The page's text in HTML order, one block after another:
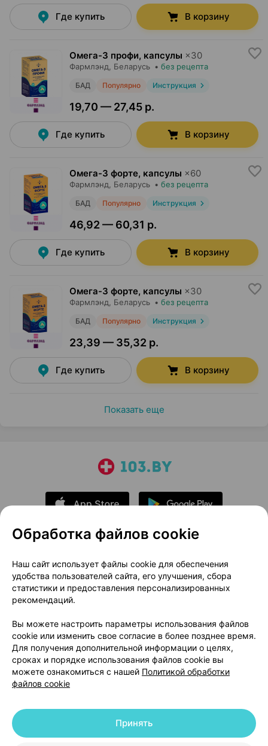
Где купить В корзину
Омега-3 профи, капсулы ×30
Фармлэнд, Беларусь • без рецепта
БАД Популярно Инструкция
19,70 — 27,45 р.
Где купить В корзину
Омега-3 форте, капсулы ×60
Фармлэнд, Беларусь • без рецепта
БАД Популярно Инструкция
46,92 — 60,31 р.
Где купить В корзину
Омега-3 форте, капсулы ×30
Фармлэнд, Беларусь • без рецепта
БАД Популярно Инструкция
23,39 — 35,32 р.
Где купить В корзину
Показать еще
О проекте
Новости проекта
Размещение рекламы
Медицинский маркетинг
Публичный договор
Доставка
Способы оплаты
Вакансии
Партнеры
Написать руководителю 103.by
Написать в поддержку
Персональные настройки Cookie
© 2026 ООО «Артокс Лаб», УНП 191700409 | 220012, Республика Беларусь,
Обработка файлов cookie
Наш сайт использует файлы cookie для обеспечения
удобства пользователей сайта, его улучшения, сбора
статистики и предоставления персонализированных
рекомендаций.
Вы можете настроить параметры использования файлов
cookie или изменить свое согласие в более позднее время.
Для получения дополнительной информации о целях,
сроках и порядке использования файлов cookie вы
можете ознакомиться с нашей Политикой обработки
файлов cookie
Принять